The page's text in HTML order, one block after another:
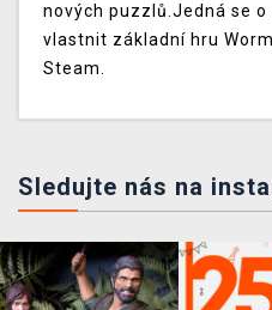
nových puzzlů.Jedná se
vlastnit základní hru
Steam.
Sledujte nás na